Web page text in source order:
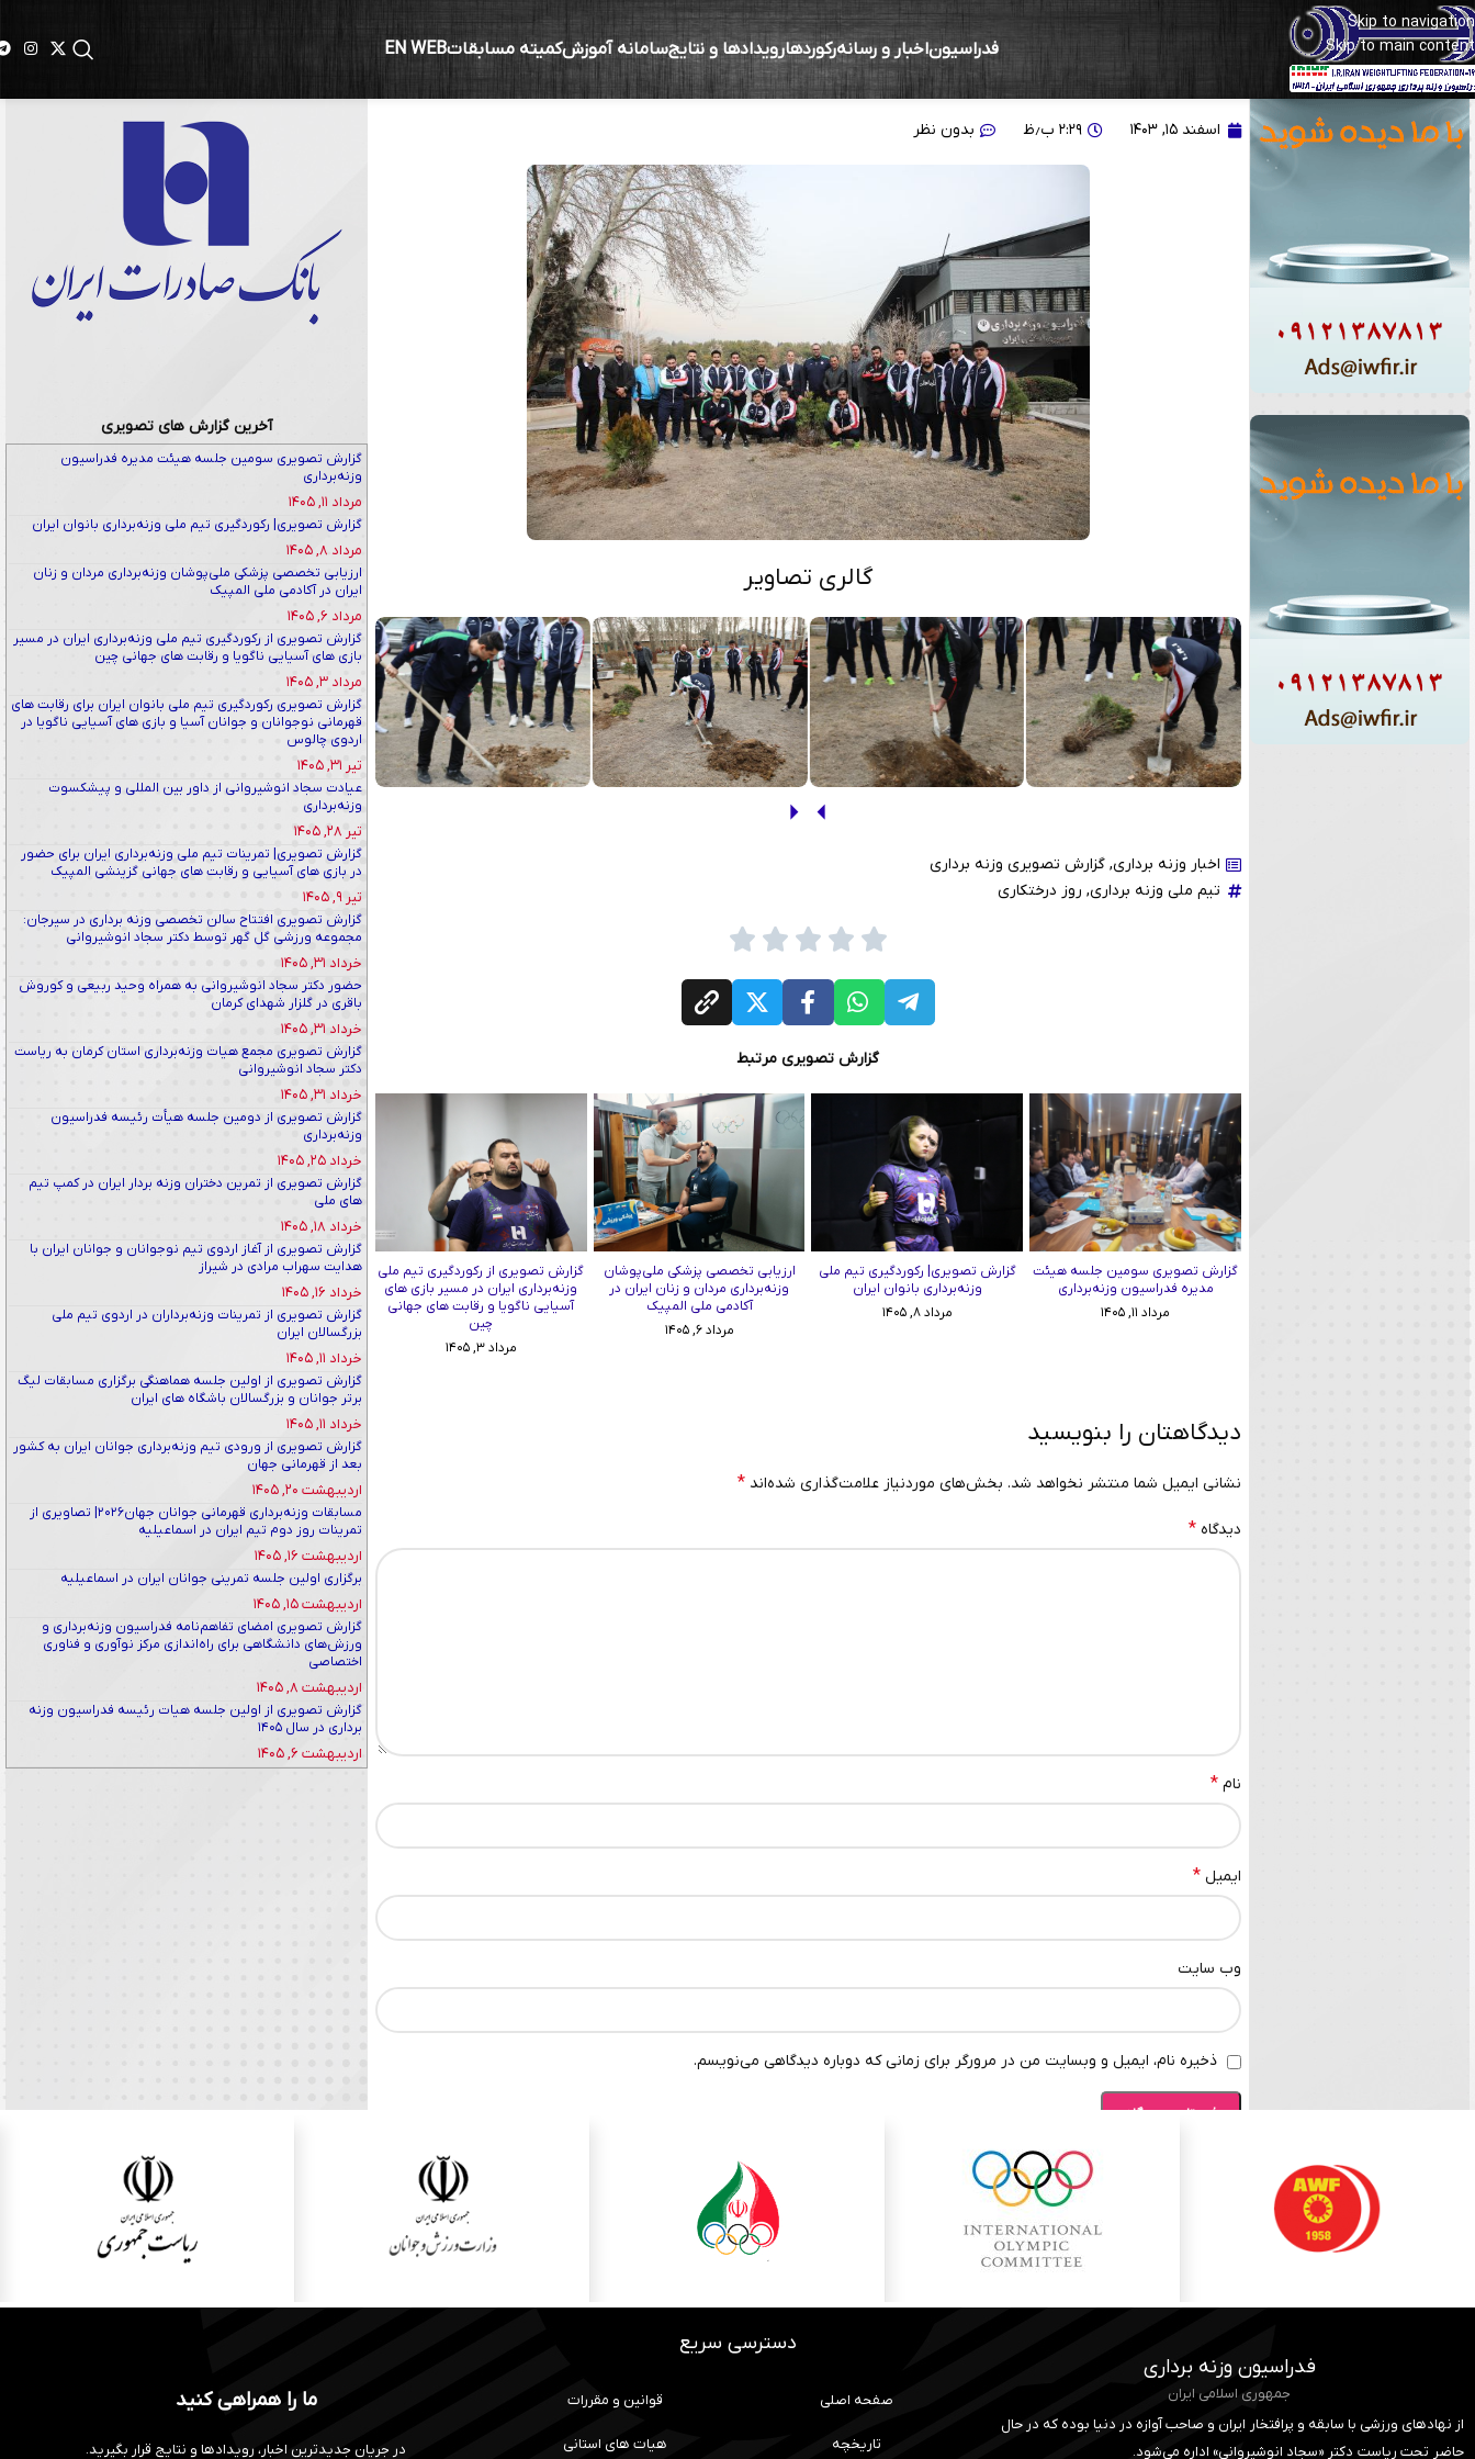
Skip to navigation
Skip to main content
فدراسیوناخبار و رسانهرکوردهارویدادها و نتایجسامانه آموزشکمیته مسابقاتEN WEB
گزارش تصویری از کاشت نهال در روز درختکاری توسط ملی پوشان
اسفند ۱۵, ۱۴۰۳ ۲:۲۹ ب٫ظ بدون نظر
گالری تصاویر
اخبار وزنه برداری, گزارش تصویری وزنه برداری
تیم ملی وزنه برداری, روز درختکاری
گزارش تصویری مرتبط
گزارش تصویری سومین جلسه هیئت
مدیره فدراسیون وزنه‌برداری
مرداد ۱۱, ۱۴۰۵
گزارش تصویری| رکوردگیری تیم ملی
وزنه‌برداری بانوان ایران
مرداد ۸, ۱۴۰۵
ارزیابی تخصصی پزشکی ملی‌پوشان
وزنه‌برداری مردان و زنان ایران در
آکادمی ملی المپیک
مرداد ۶, ۱۴۰۵
گزارش تصویری از رکوردگیری تیم ملی
وزنه‌برداری ایران در مسیر بازی های
آسیایی ناگویا و رقابت های جهانی
چین
مرداد ۳, ۱۴۰۵
دیدگاهتان را بنویسید
نشانی ایمیل شما منتشر نخواهد شد. بخش‌های موردنیاز علامت‌گذاری شده‌اند *
دیدگاه *
نام *
ایمیل *
وب‌ سایت
ذخیره نام، ایمیل و وبسایت من در مرورگر برای زمانی که دوباره دیدگاهی می‌نویسم.
آخرین گزارش های تصویری
گزارش تصویری سومین جلسه هیئت مدیره فدراسیون
وزنه‌برداری
مرداد ۱۱, ۱۴۰۵
گزارش تصویری| رکوردگیری تیم ملی وزنه‌برداری بانوان ایران
مرداد ۸, ۱۴۰۵
ارزیابی تخصصی پزشکی ملی‌پوشان وزنه‌برداری مردان و زنان
ایران در آکادمی ملی المپیک
مرداد ۶, ۱۴۰۵
گزارش تصویری از رکوردگیری تیم ملی وزنه‌برداری ایران در مسیر
بازی های آسیایی ناگویا و رقابت های جهانی چین
مرداد ۳, ۱۴۰۵
گزارش تصویری رکوردگیری تیم ملی بانوان ایران برای رقابت های
قهرمانی نوجوانان و جوانان آسیا و بازی های آسیایی ناگویا در
اردوی چالوس
تیر ۳۱, ۱۴۰۵
عیادت سجاد انوشیروانی از داور بین المللی و پیشکسوت
وزنه‌برداری
تیر ۲۸, ۱۴۰۵
گزارش تصویری| تمرینات تیم ملی وزنه‌برداری ایران برای حضور
در بازی های آسیایی و رقابت های جهانی گزینشی المپیک
تیر ۹, ۱۴۰۵
گزارش تصویری افتتاح سالن تخصصی وزنه برداری در سیرجان:
مجموعه ورزشی گل گهر توسط دکتر سجاد انوشیروانی
خرداد ۳۱, ۱۴۰۵
حضور دکتر سجاد انوشیروانی به همراه وحید ربیعی و کوروش
باقری در گلزار شهدای کرمان
خرداد ۳۱, ۱۴۰۵
گزارش تصویری مجمع هیات وزنه‌برداری استان کرمان به ریاست
دکتر سجاد انوشیروانی
خرداد ۳۱, ۱۴۰۵
گزارش تصویری از دومین جلسه هیأت رئیسه فدراسیون
وزنه‌برداری
خرداد ۲۵, ۱۴۰۵
گزارش تصویری از تمرین دختران وزنه بردار ایران در کمپ تیم
های ملی
خرداد ۱۸, ۱۴۰۵
گزارش تصویری از آغاز اردوی تیم نوجوانان و جوانان ایران با
هدایت سهراب مرادی در شیراز
خرداد ۱۶, ۱۴۰۵
گزارش تصویری از تمرینات وزنه‌برداران در اردوی تیم ملی
بزرگسالان ایران
خرداد ۱۱, ۱۴۰۵
گزارش تصویری از اولین جلسه هماهنگی برگزاری مسابقات لیگ
برتر جوانان و بزرگسالان باشگاه های ایران
خرداد ۱۱, ۱۴۰۵
گزارش تصویری از ورودی تیم وزنه‌برداری جوانان ایران به کشور
بعد از قهرمانی جهان
اردیبهشت ۲۰, ۱۴۰۵
مسابقات وزنه‌برداری قهرمانی جوانان جهان۲۰۲۶| تصاویری از
تمرینات روز دوم تیم ایران در اسماعیلیه
اردیبهشت ۱۶, ۱۴۰۵
برگزاری اولین جلسه تمرینی جوانان ایران در اسماعیلیه
اردیبهشت ۱۵, ۱۴۰۵
گزارش تصویری امضای تفاهم‌نامه فدراسیون وزنه‌برداری و
ورزش‌های دانشگاهی برای راه‌اندازی مرکز نوآوری و فناوری
اختصاصی
اردیبهشت ۸, ۱۴۰۵
گزارش تصویری از اولین جلسه هیات رئیسه فدراسیون وزنه
برداری در سال ۱۴۰۵
اردیبهشت ۶, ۱۴۰۵
فدراسیون وزنه برداری
جمهوری اسلامی ایران
از نهادهای ورزشی با سابقه و پرافتخار ایران و صاحب آوازه در دنیا بوده که در حال
حاضر تحت ریاست دکتر «سجاد انوشیروانی» اداره می‌شود.
دسترسی سریع
صفحه اصلی
تاریخچه
قوانین و مقررات
هیات های استانی
ما را همراهی کنید
در جریان جدیدترین اخبار، رویدادها و نتایج قرار بگیرید.